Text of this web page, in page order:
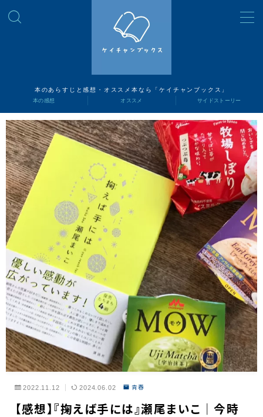
本のあらすじと感想・オススメ本なら「ケイチャンブックス」
本の感想
オススメ
サイドストーリー
本の感想 オススメ サイドストーリー
2022.11.12 2024.06.02 青春
【感想】『掬えば手には』瀬尾まいこ｜今時